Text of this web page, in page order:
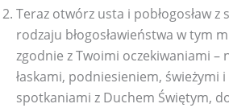
Teraz otwórz usta i pobłogosław z
rodzaju błogosławieństwa w tym
zgodnie z Twoimi oczekiwaniami –
łaskami, podniesieniem, świeżymi i
spotkaniami z Duchem Świętym,